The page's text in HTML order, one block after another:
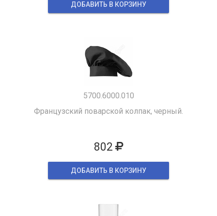
ДОБАВИТЬ В КОРЗИНУ
5700.6000.010
Французский поварской колпак, черный.
802
ДОБАВИТЬ В КОРЗИНУ